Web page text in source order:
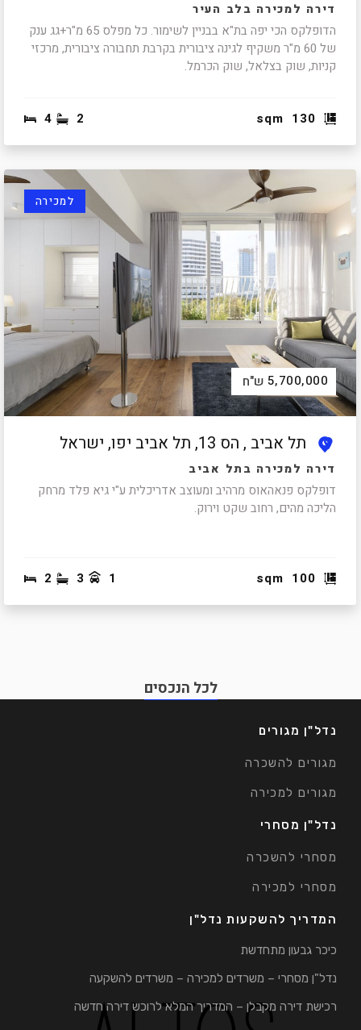
דירה למכירה בלב העיר
הדופלקס הכי יפה בת"א בבניין לשימור. כל מפלס 65 מ"ר+גג ענק
של 60 מ"ר משקיף לגינה ציבורית בקרבת תחבורה ציבורית, מרכזי
קניות, שוק בצלאל, שוק הכרמל.
sqm 130
4 2
למכירה
5,700,000 ש"ח
תל אביב , הס 13, תל אביב יפו, ישראל
דירה למכירה בתל אביב
דופלקס פנאהאוס מרהיב ומעוצב אדריכלית ע"י גיא פלד מרחק
הליכה מהים, רחוב שקט וירוק.
sqm 100
2 3 1
לכל הנכסים
נדל"ן מגורים
מגורים להשכרה
מגורים למכירה
נדל"ן מסחרי
מסחרי להשכרה
מסחרי למכירה
המדריך להשקעות נדל"ן
כיכר גבעון מתחדשת
נדל"ן מסחרי – משרדים למכירה – משרדים להשקעה
רכישת דירה מקבלן – המדריך המלא לרוכש דירה חדשה